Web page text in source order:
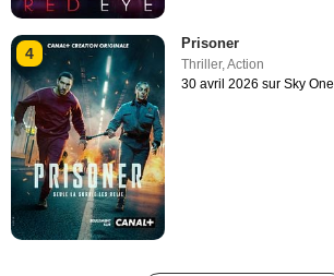
4
Prisoner
Thriller,Action
30 avril 2026 sur Sky One